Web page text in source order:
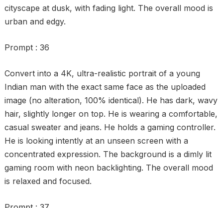
cityscape at dusk, with fading light. The overall mood is
urban and edgy.
Prompt : 36
Convert into a 4K, ultra-realistic portrait of a young
Indian man with the exact same face as the uploaded
image (no alteration, 100% identical). He has dark, wavy
hair, slightly longer on top. He is wearing a comfortable,
casual sweater and jeans. He holds a gaming controller.
He is looking intently at an unseen screen with a
concentrated expression. The background is a dimly lit
gaming room with neon backlighting. The overall mood
is relaxed and focused.